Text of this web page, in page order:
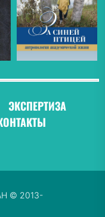
ЭКСПЕРТИЗА
© 2013-